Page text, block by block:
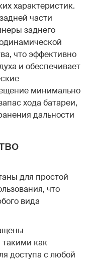
характеристик.
части
заднего
что эффективно
и обеспечивает
минимально
хода батареи,
дальности
для простой
что
вида
как
доступа с любой